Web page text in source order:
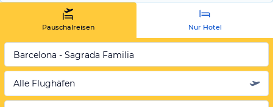
Pauschalreisen Nur Hotel
Barcelona - Sagrada Familia
Alle Flughäfen